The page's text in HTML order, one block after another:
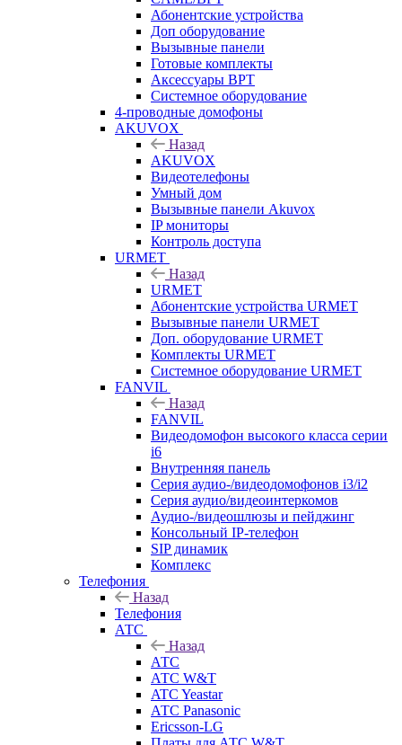
Абонентские устройства
Доп оборудование
Вызывные панели
Готовые комплекты
Аксессуары BPT
Системное оборудование
4-проводные домофоны
AKUVOX
Назад
AKUVOX
Видеотелефоны
Умный дом
Вызывные панели Akuvox
IP мониторы
Контроль доступа
URMET
Назад
URMET
Абонентские устройства URMET
Вызывные панели URMET
Доп. оборудование URMET
Комплекты URMET
Системное оборудование URMET
FANVIL
Назад
FANVIL
Видеодомофон высокого класса серии
i6
Внутренняя панель
Серия аудио-/видеодомофонов i3/i2
Серия аудио/видеоинтеркомов
Аудио-/видеошлюзы и пейджинг
Консольный IP-телефон
SIP динамик
Комплекс
Телефония
Назад
Телефония
АТС
Назад
АТС
АТС W&T
ATC Yeastar
АТС Panasonic
Ericsson-LG